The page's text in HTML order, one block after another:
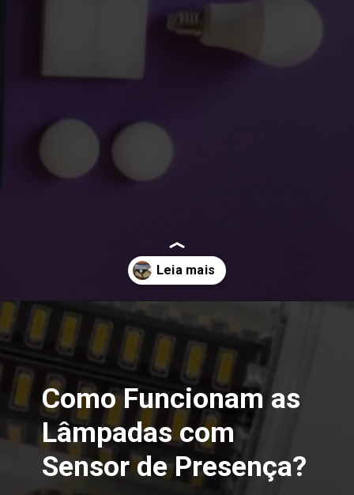
Como Funcionam as
Lâmpadas com
Sensor de Presença?